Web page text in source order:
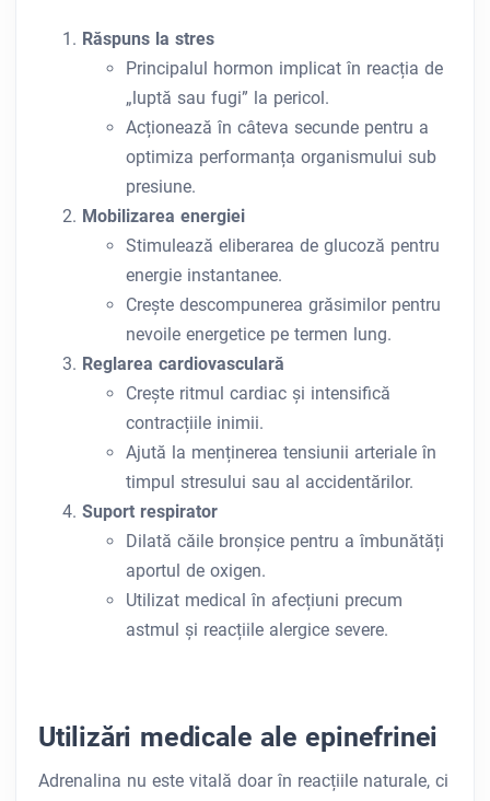
Răspuns la stres
Principalul hormon implicat în reacția de
„luptă sau fugi” la pericol.
Acționează în câteva secunde pentru a
optimiza performanța organismului sub
presiune.
Mobilizarea energiei
Stimulează eliberarea de glucoză pentru
energie instantanee.
Crește descompunerea grăsimilor pentru
nevoile energetice pe termen lung.
Reglarea cardiovasculară
Crește ritmul cardiac și intensifică
contracțiile inimii.
Ajută la menținerea tensiunii arteriale în
timpul stresului sau al accidentărilor.
Suport respirator
Dilată căile bronșice pentru a îmbunătăți
aportul de oxigen.
Utilizat medical în afecțiuni precum
astmul și reacțiile alergice severe.
Utilizări medicale ale epinefrinei
Adrenalina nu este vitală doar în reacțiile naturale, ci